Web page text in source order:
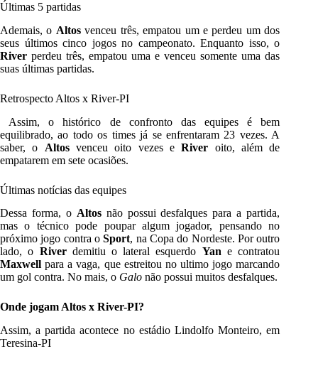
Últimas 5 partidas
Ademais, o Altosvenceu três, empatou um e perdeu um dos
seus últimos cinco jogos no campeonato. Enquanto isso, o
River perdeu três, empatou uma e venceu somente uma das
suas últimas partidas.
Retrospecto Altos x River-PI
Assim, o histórico de confronto das equipes é bem
equilibrado, ao todo os times já se enfrentaram 23 vezes. A
saber, o Altosvenceu oito vezes eRiver oito, além de
empatarem em sete ocasiões.
Últimas notícias das equipes
Dessa forma, o Altosnão possui desfalques para a partida,
mas o técnico pode poupar algum jogador, pensando no
próximo jogo contra oSport, na Copa do Nordeste. Por outro
lado, o Riverdemitiu o lateral esquerdo Yane contratou
Maxwell para a vaga, que estreitou no ultimo jogo marcando
um gol contra. No mais, o Galo não possui muitos desfalques.
Onde jogam Altos x River-PI?
Assim, a partida acontece no estádio Lindolfo Monteiro, em
Teresina-PI